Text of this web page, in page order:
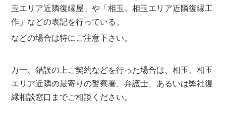
玉エリア近隣復縁屋」や「相玉、相玉エリア近隣復縁工
作」などの表記を行っている。
などの場合は特にご注意下さい。
万一、錯誤の上ご契約などを行った場合は、相玉、相玉
エリア近隣の最寄りの警察署、弁護士、あるいは弊社復
縁相談窓口までご相談ください。